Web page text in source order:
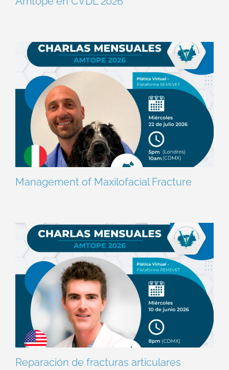
Management of Maxilofacial Fracture
Reparación de fracturas articulares